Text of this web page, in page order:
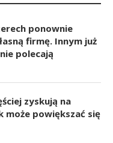
ponownie
firmę. Innym już
polecają
zyskują na
może powiększać się